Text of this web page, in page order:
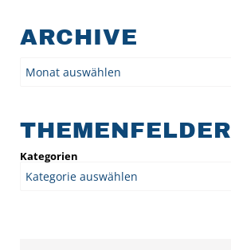
ARCHIVE
THEMENFELDER
Kategorien